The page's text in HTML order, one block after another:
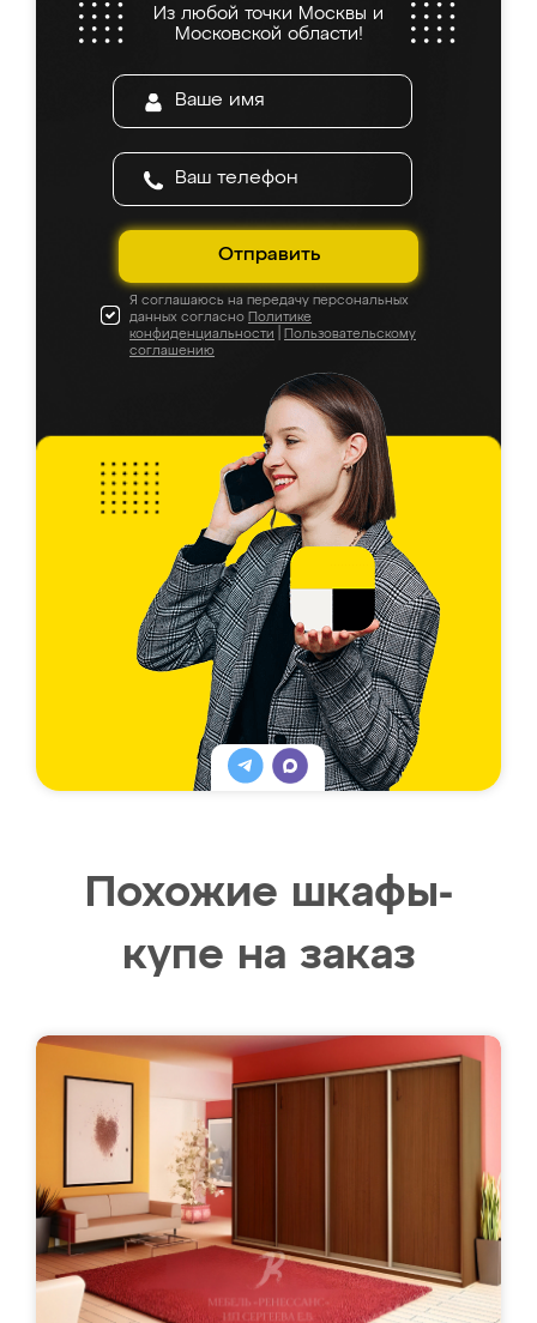
Из любой точки Москвы и
Московской области!
Отправить
Я соглашаюсь на передачу персональных
данных согласно Политике
конфиденциальности
Пользовательскому
соглашению
Похожие шкафы-
купе на заказ